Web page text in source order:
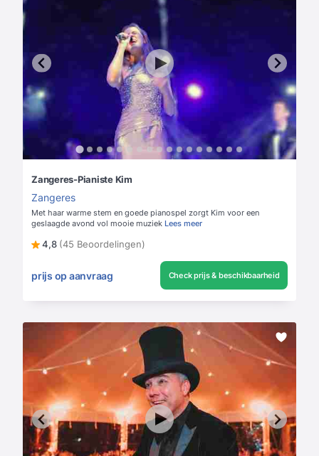
Zangeres-Pianiste Kim
Zangeres
Met haar warme stem en goede pianospel zorgt Kim voor een
geslaagde avond vol mooie muziek Lees meer
4,8 (45 Beoordelingen)
prijs op aanvraag Check prijs & beschikbaarheid